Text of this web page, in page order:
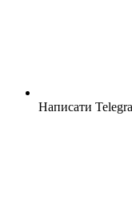
Написати